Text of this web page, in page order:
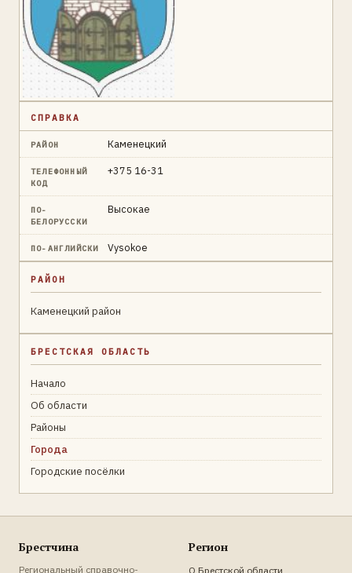
СПРАВКА
РАЙОН Каменецкий
ТЕЛЕФОННЫЙ
КОД
+375 16-31
ПО-
БЕЛОРУССКИ
Высокае
ПО-АНГЛИЙСКИ Vysokoe
РАЙОН
Каменецкий район
БРЕСТСКАЯ ОБЛАСТЬ
Начало
Об области
Районы
Города
Городские посёлки
Брестчина
Региональный справочно-
Регион
О Брестской области